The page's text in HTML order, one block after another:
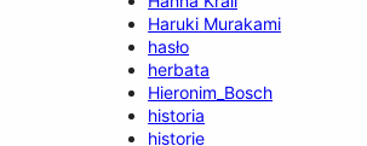
Haruki Murakami
hasło
herbata
Hieronim_Bosch
historia
historie